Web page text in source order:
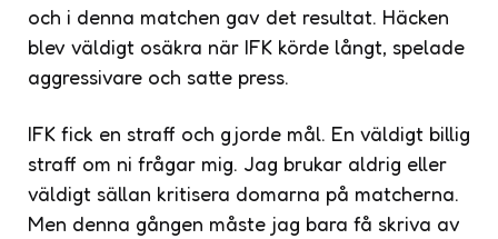
och i denna matchen gav det resultat. Häcken
blev väldigt osäkra när IFK körde långt, spelade
aggressivare och satte press.
IFK fick en straff och gjorde mål. En väldigt billig
straff om ni frågar mig. Jag brukar aldrig eller
väldigt sällan kritisera domarna på matcherna.
Men denna gången måste jag bara få skriva av